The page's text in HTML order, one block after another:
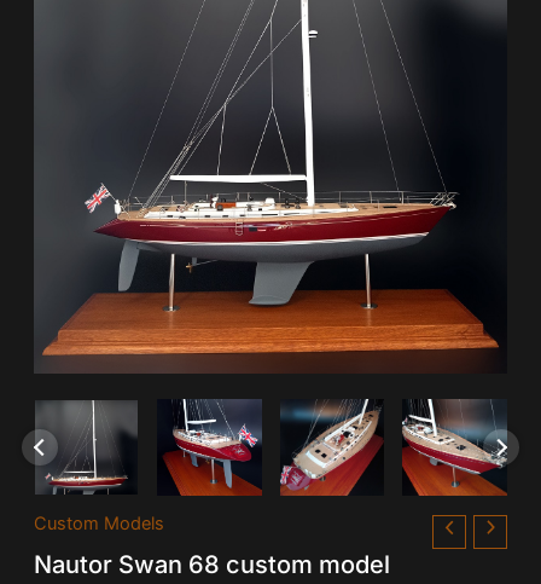
Custom Models
Nautor Swan 68 custom model